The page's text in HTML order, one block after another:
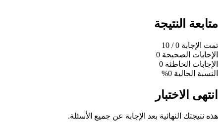
متابعة النتيجة
تمت الإجابة 0
/ 10
الإجابات الصحيحة 0
الإجابات الخاطئة 0
النسبة الحالية 0%
انتهى الاختبار
هذه نتيجتك النهائية بعد الإجابة عن جميع الأسئلة.